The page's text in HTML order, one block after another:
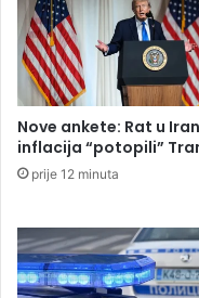
s
e
n
e
u
p
z
o
r
Nove ankete: Rat u
inflacija “potopili”
prije 12 minuta